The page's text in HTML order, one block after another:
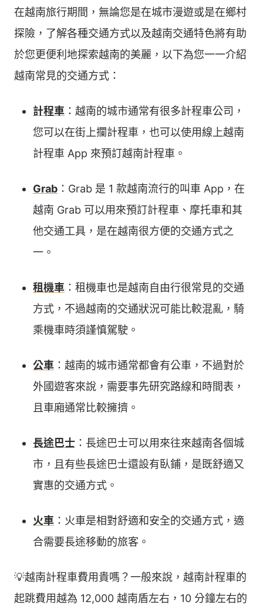
在越南旅行期間，無論您是在城市漫遊或是在鄉村
探險，了解各種交通方式以及越南交通特色將有助
於您更便利地探索越南的美麗，以下為您一一介紹
越南常見的交通方式：
計程車 ：越南的城市通常有很多計程車公司，
您可以在街上攔計程車，也可以使用線上越南
計程車 App 來預訂越南計程車。
Grab ：Grab 是 1 款越南流行的叫車 App，在
越南 Grab 可以用來預訂計程車、摩托車和其
他交通工具，是在越南很方便的交通方式之
一。
租機車 ：租機車也是越南自由行很常見的交通
方式，不過越南的交通狀況可能比較混亂，騎
乘機車時須謹慎駕駛。
公車 ：越南的城市通常都會有公車，不過對於
外國遊客來說，需要事先研究路線和時間表，
且車廂通常比較擁擠。
長途巴士 ：長途巴士可以用來往來越南各個城
市，且有些長途巴士還設有臥鋪，是既舒適又
實惠的交通方式。
火車 ：火車是相對舒適和安全的交通方式，適
合需要長途移動的旅客。
💡越南計程車費用貴嗎？一般來說，越南計程車的
起跳費用越為 12,000 越南盾左右，10 分鐘左右的